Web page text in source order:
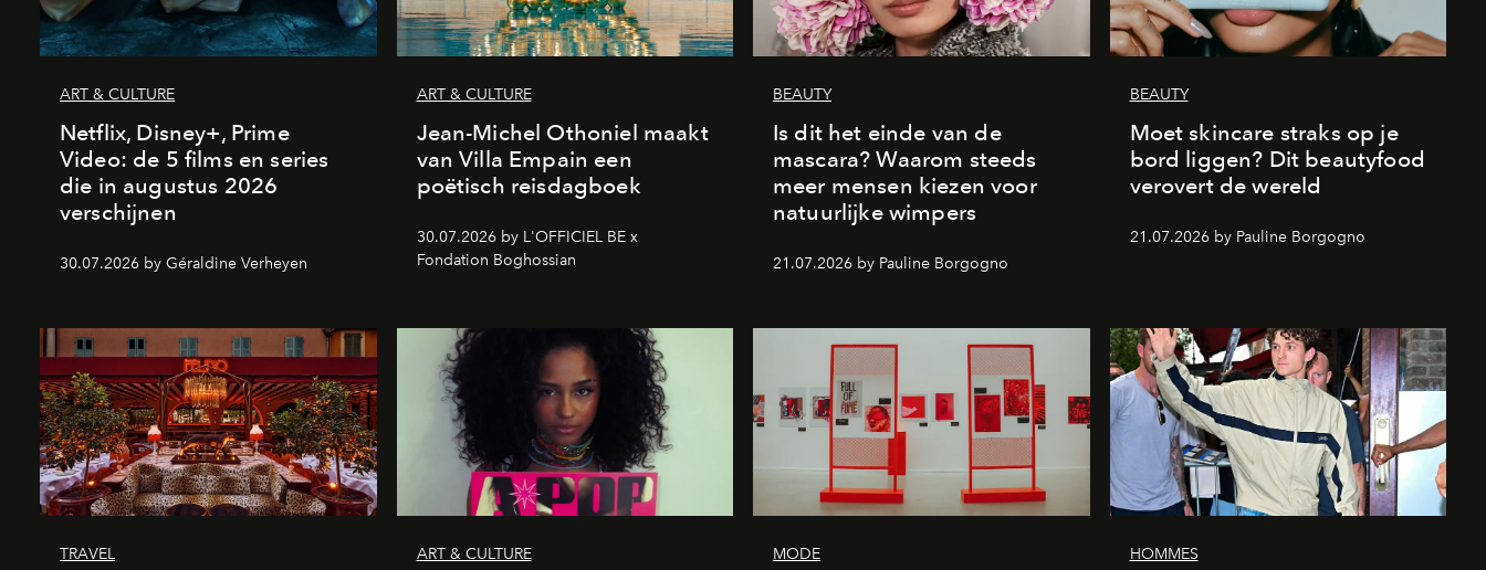
ART & CULTURE
Netflix, Disney+, Prime
Video: de 5 films en series
die in augustus 2026
verschijnen
30.07.2026 by Géraldine Verheyen
ART & CULTURE
Jean-Michel Othoniel maakt
van Villa Empain een
poëtisch reisdagboek
30.07.2026 by L'OFFICIEL BE x
Fondation Boghossian
BEAUTY
Is dit het einde van de
mascara? Waarom steeds
meer mensen kiezen voor
natuurlijke wimpers
21.07.2026 by Pauline Borgogno
BEAUTY
Moet skincare straks op je
bord liggen? Dit beautyfood
verovert de wereld
21.07.2026 by Pauline Borgogno
TRAVEL ART & CULTURE MODE HOMMES